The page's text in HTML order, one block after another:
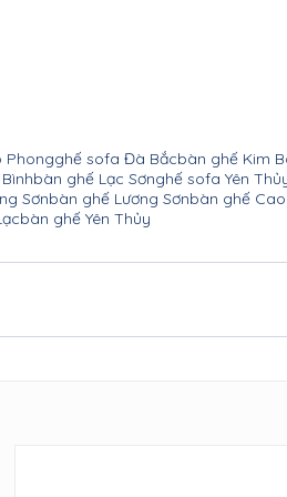
Phongghế sofa Đà Bắcbàn ghế Kim
bàn ghế Lạc Sơnghế sofa Yên
Sơnbàn ghế Lương Sơnbàn ghế
bàn ghế Yên Thủy